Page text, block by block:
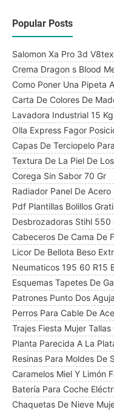
Popular Posts
Salomon Xa Pro 3d V8tex
Crema Dragon s Blood
Como Poner Una Pipeta
Carta De Colores De
Lavadora Industrial 15
Olla Express Fagor
Capas De Terciopelo
Textura De La Piel De
Corega Sin Sabor 70 Gr
Radiador Panel De Acero
Pdf Plantillas Bolillos
Desbrozadoras Stihl 550
Cabeceros De Cama De
Licor De Bellota Beso
Neumaticos 195 60 R15
Esquemas Tapetes De
Patrones Punto Dos
Perros Para Cable De
Trajes Fiesta Mujer Tallas
Planta Parecida A La
Resinas Para Moldes De
Caramelos Miel Y Limón
Batería Para Coche
Chaquetas De Nieve